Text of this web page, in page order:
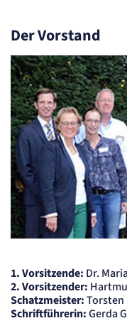
Der Vorstand
1. Vorsitzende: Dr.
2. Vorsitzender:
Schatzmeister:
Schriftführerin:Gerda
Einverständnis-
Name:
cookie_consent
Zweck:
Speichert den
Domäne.
Cookie Laufzeit:
1 Jahr
STATISTIK
Statistik
anonym. Diese
zu verstehen,
Matelso
Name:
mat_tel